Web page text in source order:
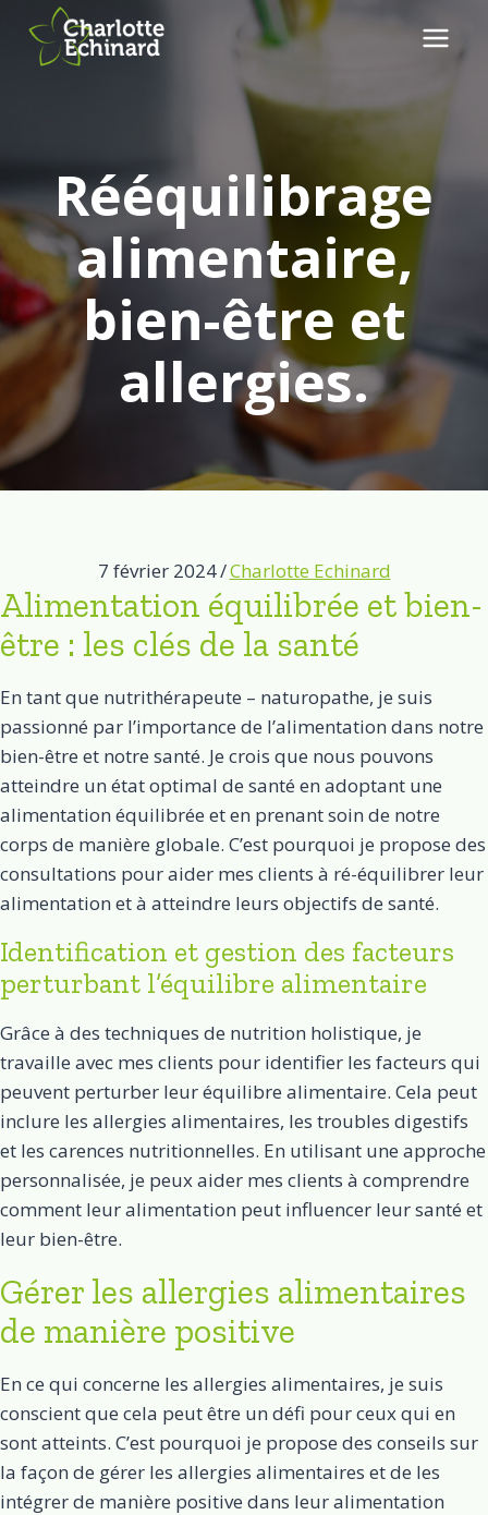
contenu
Rééquilibrage
alimentaire,
bien-être et
allergies.
7 février 2024/Charlotte Echinard
Alimentation équilibrée et bien-
être : les clés de la santé
En tant que nutrithérapeute – naturopathe, je suis
passionné par l’importance de l’alimentation dans notre
bien-être et notre santé. Je crois que nous pouvons
atteindre un état optimal de santé en adoptant une
alimentation équilibrée et en prenant soin de notre
corps de manière globale. C’est pourquoi je propose des
consultations pour aider mes clients à ré-équilibrer leur
alimentation et à atteindre leurs objectifs de santé.
Identification et gestion des facteurs
perturbant l’équilibre alimentaire
Grâce à des techniques de nutrition holistique, je
travaille avec mes clients pour identifier les facteurs qui
peuvent perturber leur équilibre alimentaire. Cela peut
inclure les allergies alimentaires, les troubles digestifs
et les carences nutritionnelles. En utilisant une approche
personnalisée, je peux aider mes clients à comprendre
comment leur alimentation peut influencer leur santé et
leur bien-être.
Gérer les allergies alimentaires
de manière positive
En ce qui concerne les allergies alimentaires, je suis
conscient que cela peut être un défi pour ceux qui en
sont atteints. C’est pourquoi je propose des conseils sur
la façon de gérer les allergies alimentaires et de les
intégrer de manière positive dans leur alimentation